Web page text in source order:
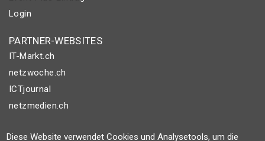
Login
PARTNER-WEBSITES
IT-Markt.ch
netzwoche.ch
ICTjournal
netzmedien.ch
© NETZMEDIEN AG 2026
Diese Website verwendet Cookies und Analysetools, um die